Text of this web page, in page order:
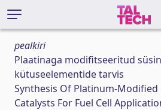
pealkiri
Plaatinaga modifitseeritud
kütuseelementide tarvis
Synthesis Of Platinum-
Catalysts For Fuel Cell